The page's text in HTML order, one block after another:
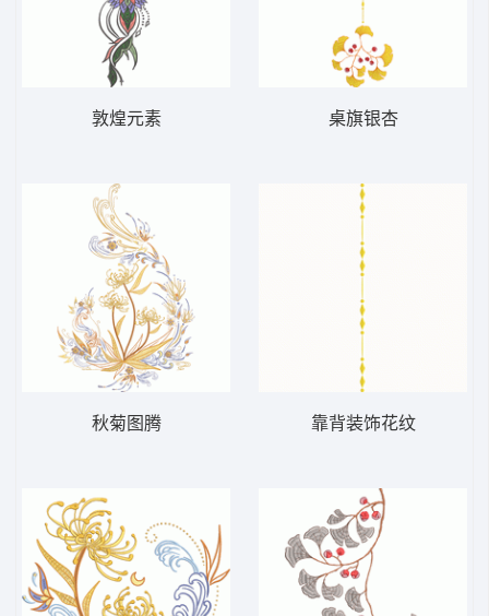
敦煌元素
秋菊图腾
桌旗银杏
靠背装饰花纹